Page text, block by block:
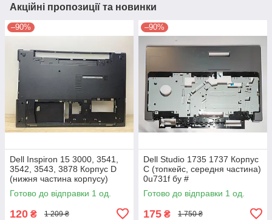
Акційні пропозиції та новинки
–90%
Dell Inspiron 15 3000, 3541,
3542, 3543, 3878 Корпус D
(нижня частина корпусу)
460.00H04.0004 0PKM2X
3.5С б/в
Готово до відправки 1 од.
120 ₴ 1 209 ₴
–90%
Dell Studio 1735 1737 Корпус
C (топкейс, середня частина)
0u731f бу #
Готово до відправки 1 од.
175 ₴ 1 750 ₴